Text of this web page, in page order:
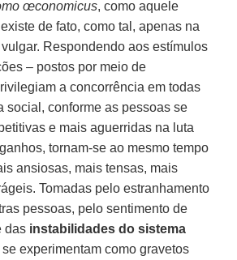
œconomicus, como aquele
de fato, como tal, apenas na
Respondendo aos estímulos
– postos por meio de
a concorrência em todas
social, conforme as pessoas se
e mais aguerridas na luta
tornam-se ao mesmo tempo
ansiosas, mais tensas, mais
Tomadas pelo estranhamento
pessoas, pelo sentimento de
das instabilidades do sistema
se experimentam como gravetos